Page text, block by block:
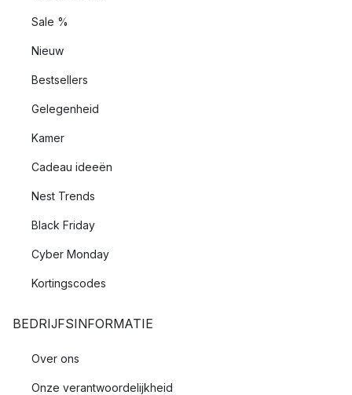
Sale %
Nieuw
Bestsellers
Gelegenheid
Kamer
Cadeau ideeën
Nest Trends
Black Friday
Cyber Monday
Kortingscodes
BEDRIJFSINFORMATIE
Over ons
Onze verantwoordelijkheid